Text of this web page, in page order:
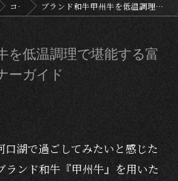
コラム ブランド和牛甲州牛を低温調理で堪能する富士河口湖町のディナーガイド
を低温調理で堪能する富
ーガイド
口湖で過ごしてみたいと感じた
ランド和牛『甲州牛』を用いた